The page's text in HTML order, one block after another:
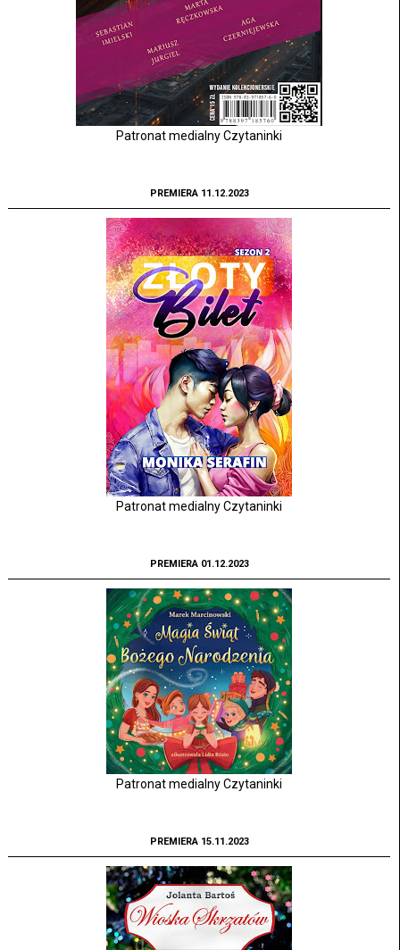
Patronat medialny Czytaninki
PREMIERA 11.12.2023
Patronat medialny Czytaninki
PREMIERA 01.12.2023
Patronat medialny Czytaninki
PREMIERA 15.11.2023